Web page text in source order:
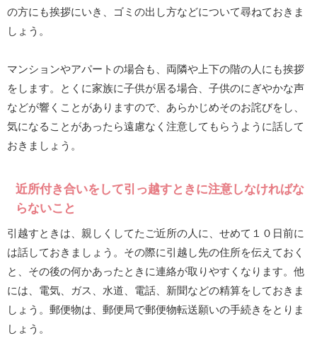
の方にも挨拶にいき、ゴミの出し方などについて尋ねておきま
しょう。
マンションやアパートの場合も、両隣や上下の階の人にも挨拶
をします。とくに家族に子供が居る場合、子供のにぎやかな声
などが響くことがありますので、あらかじめそのお詫びをし、
気になることがあったら遠慮なく注意してもらうように話して
おきましょう。
近所付き合いをして引っ越すときに注意しなければな
らないこと
引越すときは、親しくしてたご近所の人に、せめて１０日前に
は話しておきましょう。その際に引越し先の住所を伝えておく
と、その後の何かあったときに連絡が取りやすくなります。他
には、電気、ガス、水道、電話、新聞などの精算をしておきま
しょう。郵便物は、郵便局で郵便物転送願いの手続きをとりま
しょう。